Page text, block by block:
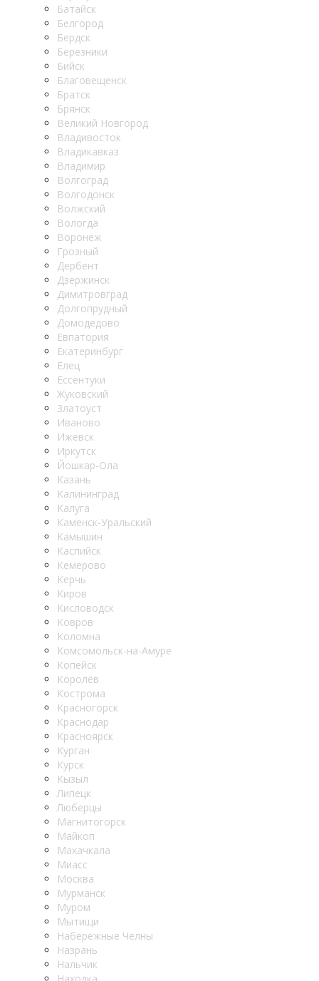
Батайск
Белгород
Бердск
Березники
Бийск
Благовещенск
Братск
Брянск
Великий Новгород
Владивосток
Владикавказ
Владимир
Волгоград
Волгодонск
Волжский
Вологда
Воронеж
Грозный
Дербент
Дзержинск
Димитровград
Долгопрудный
Домодедово
Евпатория
Екатеринбург
Елец
Ессентуки
Жуковский
Златоуст
Иваново
Ижевск
Иркутск
Йошкар-Ола
Казань
Калининград
Калуга
Каменск-Уральский
Камышин
Каспийск
Кемерово
Керчь
Киров
Кисловодск
Ковров
Коломна
Комсомольск-на-Амуре
Копейск
Королёв
Кострома
Красногорск
Краснодар
Красноярск
Курган
Курск
Кызыл
Липецк
Люберцы
Магнитогорск
Майкоп
Махачкала
Миасс
Москва
Мурманск
Муром
Мытищи
Набережные Челны
Назрань
Нальчик
Находка